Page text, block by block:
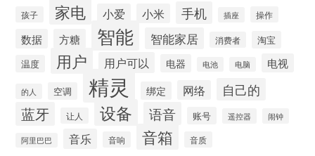
孩子 家电 小爱 小米 手机 插座 操作
数据 方糖 智能 智能家居 消费者
淘宝
温度
用户 用户可以 电器 电池 电脑 电视
的人 空调 精灵 绑定 网络 自己的
蓝牙 让人 设备 语音 账号 遥控器 闹钟
阿里巴巴 音乐 音响 音箱 音质